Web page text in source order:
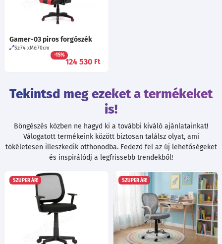
Gamer-03 piros forgószék
Sz:74 Mé:70cm
-15%
124 530 Ft
Tekintsd meg ezeket a termékeket
is!
Böngészés közben ne hagyd ki a további kiváló ajánlatainkat!
Válogatott termékeink között biztosan találsz olyat, ami
tökéletesen illeszkedik otthonodba. Fedezd fel az új lehetőségeket
és inspirálódj a legfrissebb trendekből!
SZUPER ÁR! SZUPER ÁR!